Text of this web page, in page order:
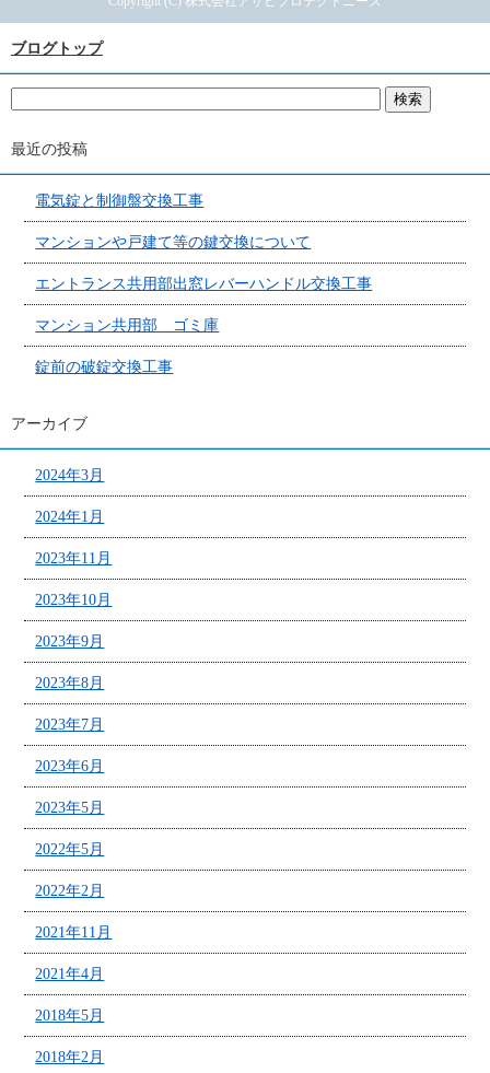
ブログトップ
最近の投稿
電気錠と制御盤交換工事
マンションや戸建て等の鍵交換について
エントランス共用部出窓レバーハンドル交換工事
マンション共用部 ゴミ庫
錠前の破錠交換工事
アーカイブ
2024年3月
2024年1月
2023年11月
2023年10月
2023年9月
2023年8月
2023年7月
2023年6月
2023年5月
2022年5月
2022年2月
2021年11月
2021年4月
2018年5月
2018年2月